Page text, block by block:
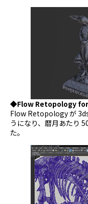
◆Flow Retopology
Flow Retopology が
うになり、暦月あたり
た。